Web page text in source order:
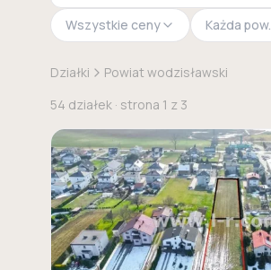
Wszystkie ceny Każda pow.
Działki
Powiat wodzisławski
54 działek · strona 1 z 3